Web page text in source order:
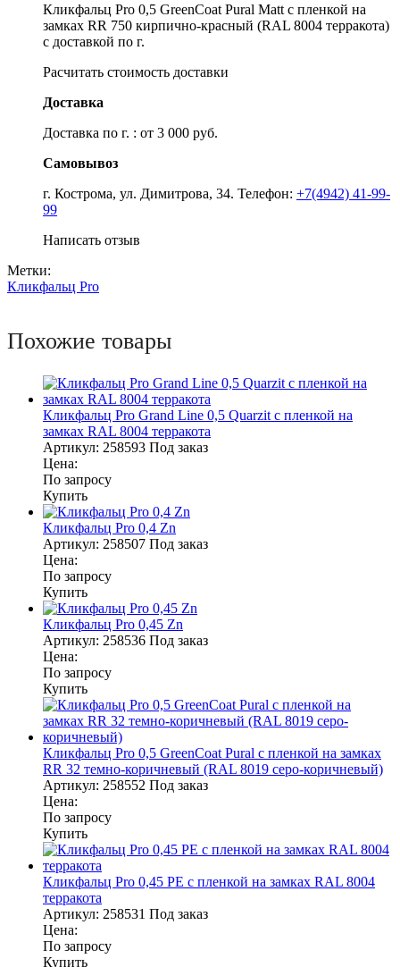
Кликфальц Pro 0,5 GreenСoat Pural Matt с пленкой на
замках RR 750 кирпично-красный (RAL 8004 терракота)
с доставкой по г.
Расчитать стоимость доставки
Доставка
Доставка по г. : от 3 000 руб.
Самовывоз
г. Кострома, ул. Димитрова, 34. Телефон: +7(4942) 41-99-
99
Написать отзыв
Метки:
Кликфальц Pro
Похожие товары
Кликфальц Pro Grand Line 0,5 Quarzit с пленкой на
замках RAL 8004 терракота
Артикул: 258593 Под заказ
Цена:
По запросу
Купить
Кликфальц Pro 0,4 Zn
Артикул: 258507 Под заказ
Цена:
По запросу
Купить
Кликфальц Pro 0,45 Zn
Артикул: 258536 Под заказ
Цена:
По запросу
Купить
Кликфальц Pro 0,5 GreenСoat Pural с пленкой на замках
RR 32 темно-коричневый (RAL 8019 серо-коричневый)
Артикул: 258552 Под заказ
Цена:
По запросу
Купить
Кликфальц Pro 0,45 PE с пленкой на замках RAL 8004
терракота
Артикул: 258531 Под заказ
Цена:
По запросу
Купить